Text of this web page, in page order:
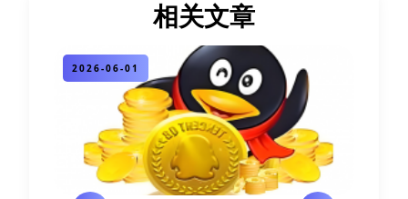
相关文章
2026-06-01